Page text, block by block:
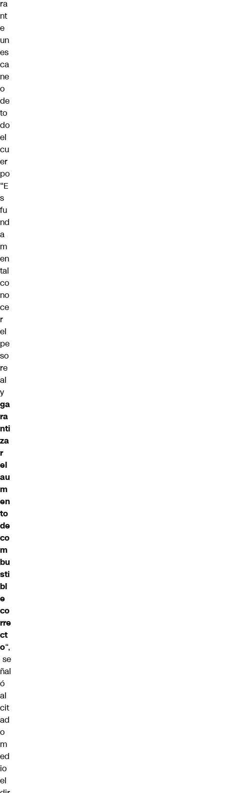
ra
nt
e
un
es
ca
ne
o
de
to
do
el
cu
er
po
“E
s
fu
nd
a
m
en
tal
co
no
ce
r
el
pe
so
re
al
y
ga
ra
nti
za
r
el
au
m
en
to
de
co
m
bu
sti
bl
e
co
rre
ct
o“,
se
ñal
ó
al
cit
ad
o
m
ed
io
el